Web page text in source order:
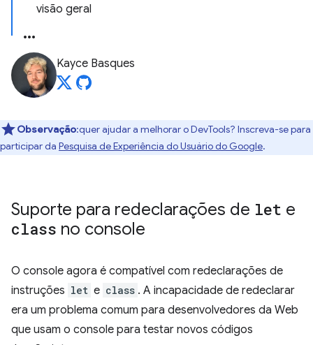
visão geral
Kayce Basques
Observação:quer ajudar a melhorar o DevTools? Inscreva-se para
participar da Pesquisa de Experiência do Usuário do Google.
Suporte para redeclarações de let e
class no console
O console agora é compatível com redeclarações de
instruções let e class . A incapacidade de redeclarar
era um problema comum para desenvolvedores da Web
que usam o console para testar novos códigos